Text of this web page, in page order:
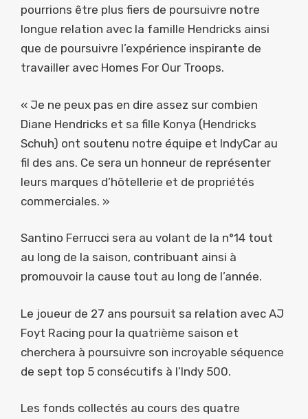
pourrions être plus fiers de poursuivre notre
longue relation avec la famille Hendricks ainsi
que de poursuivre l’expérience inspirante de
travailler avec Homes For Our Troops.
« Je ne peux pas en dire assez sur combien
Diane Hendricks et sa fille Konya (Hendricks
Schuh) ont soutenu notre équipe et IndyCar au
fil des ans. Ce sera un honneur de représenter
leurs marques d’hôtellerie et de propriétés
commerciales. »
Santino Ferrucci sera au volant de la n°14 tout
au long de la saison, contribuant ainsi à
promouvoir la cause tout au long de l’année.
Le joueur de 27 ans poursuit sa relation avec AJ
Foyt Racing pour la quatrième saison et
cherchera à poursuivre son incroyable séquence
de sept top 5 consécutifs à l’Indy 500.
Les fonds collectés au cours des quatre